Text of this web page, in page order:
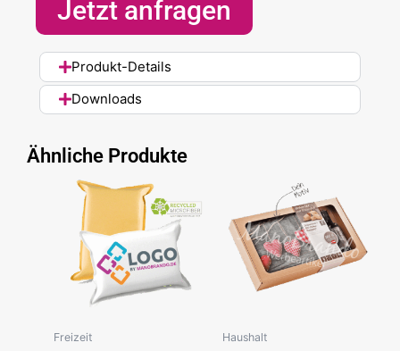
Jetzt anfragen
Produkt-Details
Downloads
Ähnliche Produkte
Freizeit Haushalt